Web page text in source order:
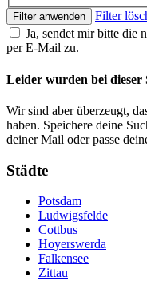
Filter anwenden
Filter
Ja, sendet mir bitte die
per E-Mail zu.
Leider wurden bei dieser
Wir sind aber überzeugt,
haben. Speichere deine
deiner Mail oder passe
Städte
Potsdam
Ludwigsfelde
Cottbus
Hoyerswerda
Falkensee
Zittau